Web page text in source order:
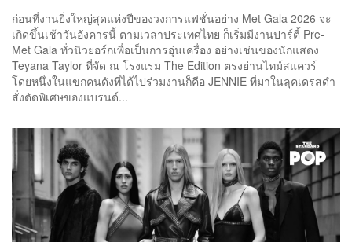
ก่อนที่งานยิ่งใหญ่สุดแห่งปีของวงการแฟชั่นอย่าง Met Gala 2026 จะ
เกิดขึ้นเช้าวันอังคารนี้ ตามเวลาประเทศไทย ก็เริ่มมีงานปาร์ตี้ Pre-
Met Gala ทั่วนิวยอร์กเพื่อเป็นการอุ่นเครื่อง อย่างเช่นของนักแสดง
Teyana Taylor ที่จัด ณ โรงแรม The Edition ตรงย่านไทม์สแควร์
โดยหนึ่งในแขกคนดังที่ได้ไปร่วมงานก็คือ JENNIE ที่มาในลุคเดรสดำ
สั่งตัดพิเศษของแบรนด์...